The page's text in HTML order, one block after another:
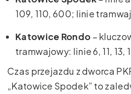
109, 110, 600; linie
Katowice Rondo –
tramwajowy: linie 6, 11, 13,
Czas przejazdu z dworca
„Katowice Spodek” to